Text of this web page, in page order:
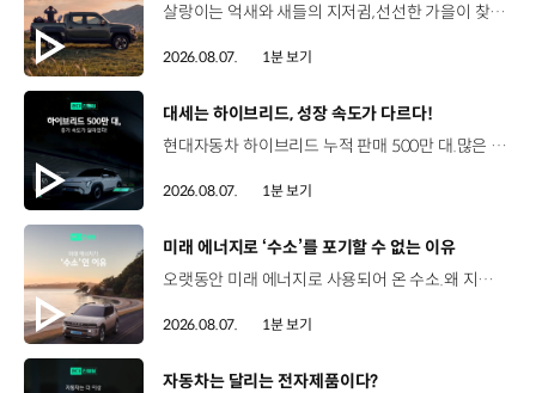
살랑이는 억새와 새들의 지저귐,선선한 가을이 찾아오는 소리. 더 기아 타스만과 함께 계절을 만나보세요. 🎧 *본 영상은 AI를 활용해 제작했습니다. #기아 #더기아타스만 #타스만 #가을 #입추 #Tasman #ASMR
2026.08.07. 1분 보기
[동영상]
대세는 하이브리드, 성장 속도가 다르다!
현대자동차 하이브리드 누적 판매 500만 대.많은 운전자들이 선택한 이유는 무엇일까요? 현대진행형 팟캐스트 EP.21에서 확인하세요.📻 #현대자동차그룹 #현대진행형 #모빌리티팟캐스트 #하이브리드 #연료 #미래모빌리티 #모빌리티
2026.08.07. 1분 보기
[동영상]
미래 에너지로 ‘수소’를 포기할 수 없는 이유
오랫동안 미래 에너지로 사용되어 온 수소.왜 지금까지도 중요한 선택지로 꼽힐까요? 현대진행형 팟캐스트 EP.21에서 확인하세요.📻 #현대자동차그룹 #현대진행형 #모빌리티팟캐스트 #수소전기차 #수소에너지 #연료 #미래모빌리티 #모빌리티
2026.08.07. 1분 보기
[동영상]
자동차는 달리는 전자제품이다?